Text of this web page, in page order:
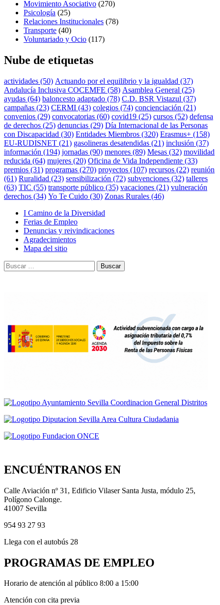
Movimiento Asociativo (270)
Psicología (25)
Relaciones Institucionales (78)
Transporte (40)
Voluntariado y Ocio (117)
Nube de etiquetas
actividades (50) Actuando por el equilibrio y la igualdad (37)
Andalucía Inclusiva COCEMFE (58) Asamblea General (25)
ayudas (64) baloncesto adaptado (78) C.D. BSR Vistazul (37)
campañas (23) CERMI (43) colegios (74) concienciación (21)
convenios (29) convocatorias (60) covid19 (25) cursos (52) defensa
de derechos (25) denuncias (29) Día Internacional de las Personas
con Discapacidad (30) Entidades Miembros (320) Erasmus+ (158)
EU-RUDISNET (21) gasolineras desatendidas (21) inclusión (37)
información (194) jornadas (90) menores (89) Mesas (32) movilidad
reducida (64) mujeres (20) Oficina de Vida Independiente (33)
premios (31) programas (270) proyectos (107) recursos (22) reunión
(61) Ruralidad (23) sensibilización (72) subvenciones (32) talleres
(63) TIC (55) transporte público (35) vacaciones (21) vulneración
derechos (34) Yo Te Cuido (30) Zonas Rurales (46)
I Camino de la Diversidad
Ferias de Empleo
Denuncias y reivindicaciones
Agradecimientos
Mapa del sitio
Buscar:
ENCUÉNTRANOS EN
Calle Aviación nº 31, Edificio Vilaser Santa Justa, módulo 25,
Polígono Calonge.
41007 Sevilla
954 93 27 93
Llega con el autobús 28
PROGRAMAS DE EMPLEO
Horario de atención al público 8:00 a 15:00
Atención con cita previa